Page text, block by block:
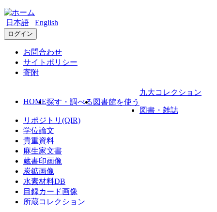
日本語 English
ログイン
お問合わせ
サイトポリシー
寄附
HOME探す・調べる 図書館を使う
九大コレクション
図書・雑誌
リポジトリ(QIR)
学位論文
貴重資料
麻生家文書
蔵書印画像
炭鉱画像
水素材料DB
目録カード画像
所蔵コレクション